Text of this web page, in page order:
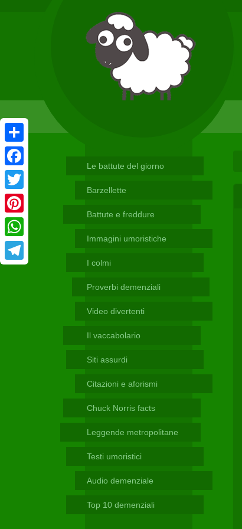
Le battute del giorno
Barzellette
Battute e freddure
Immagini umoristiche
I colmi
Proverbi demenziali
Video divertenti
Il vaccabolario
Siti assurdi
Citazioni e aforismi
Chuck Norris facts
Leggende metropolitane
Testi umoristici
Audio demenziale
Top 10 demenziali
Condividi
Facebook
Twitter
Pinterest
WhatsApp